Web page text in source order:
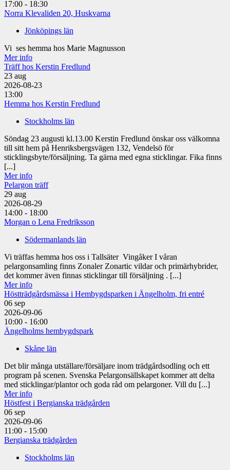
17:00 - 18:30
Norra Klevaliden 20, Huskvarna
Jönköpings län
Vi ses hemma hos Marie Magnusson
Mer info
Träff hos Kerstin Fredlund
23 aug
2026-08-23
13:00
Hemma hos Kerstin Fredlund
Stockholms län
Söndag 23 augusti kl.13.00 Kerstin Fredlund önskar oss välkomna
till sitt hem på Henriksbergsvägen 132, Vendelsö för
sticklingsbyte/försäljning. Ta gärna med egna sticklingar. Fika finns
[...]
Mer info
Pelargon träff
29 aug
2026-08-29
14:00 - 18:00
Morgan o Lena Fredriksson
Södermanlands län
Vi träffas hemma hos oss i Tallsäter Vingåker I våran
pelargonsamling finns Zonaler Zonartic vildar och primärhybrider,
det kommer även finnas sticklingar till försäljning . [...]
Mer info
Höstträdgårdsmässa i Hembygdsparken i Ängelholm, fri entré
06 sep
2026-09-06
10:00 - 16:00
Ängelholms hembygdspark
Skåne län
Det blir många utställare/försäljare inom trädgårdsodling och ett
program på scenen. Svenska Pelargonsällskapet kommer att delta
med sticklingar/plantor och goda råd om pelargoner. Vill du [...]
Mer info
Höstfest i Bergianska trädgården
06 sep
2026-09-06
11:00 - 15:00
Bergianska trädgården
Stockholms län